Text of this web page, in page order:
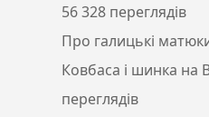
56 328 переглядів
Про галицькі
Ковбаса і шинка на
переглядів